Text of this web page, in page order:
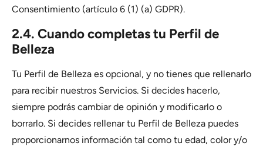
Consentimiento (artículo 6 (1) (a) GDPR).
2.4. Cuando completas tu Perfil de
Belleza
Tu Perfil de Belleza es opcional, y no tienes que rellenarlo
para recibir nuestros Servicios. Si decides hacerlo,
siempre podrás cambiar de opinión y modificarlo o
borrarlo. Si decides rellenar tu Perfil de Belleza puedes
proporcionarnos información tal como tu edad, color y/o